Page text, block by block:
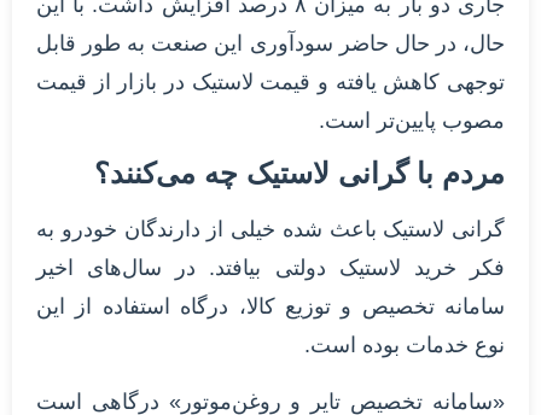
حال، در حال حاضر سودآوری این صنعت به طور قابل
توجهی کاهش یافته و قیمت لاستیک در بازار از قیمت
مصوب پایین‌تر است.
مردم با گرانی لاستیک چه می‌کنند؟
گرانی لاستیک باعث شده خیلی از دارندگان خودرو به
فکر خرید لاستیک دولتی بیافتد. در سال‌های اخیر
سامانه تخصیص و توزیع کالا، درگاه استفاده از این
نوع خدمات بوده است.
«سامانه تخصیص تایر و روغن‌موتور» درگاهی است